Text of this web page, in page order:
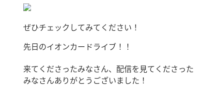
ぜひチェックしてみてください！
先日のイオンカードライブ！！
来てくださったみなさん、配信を見てくださった
みなさんありがとうございました！